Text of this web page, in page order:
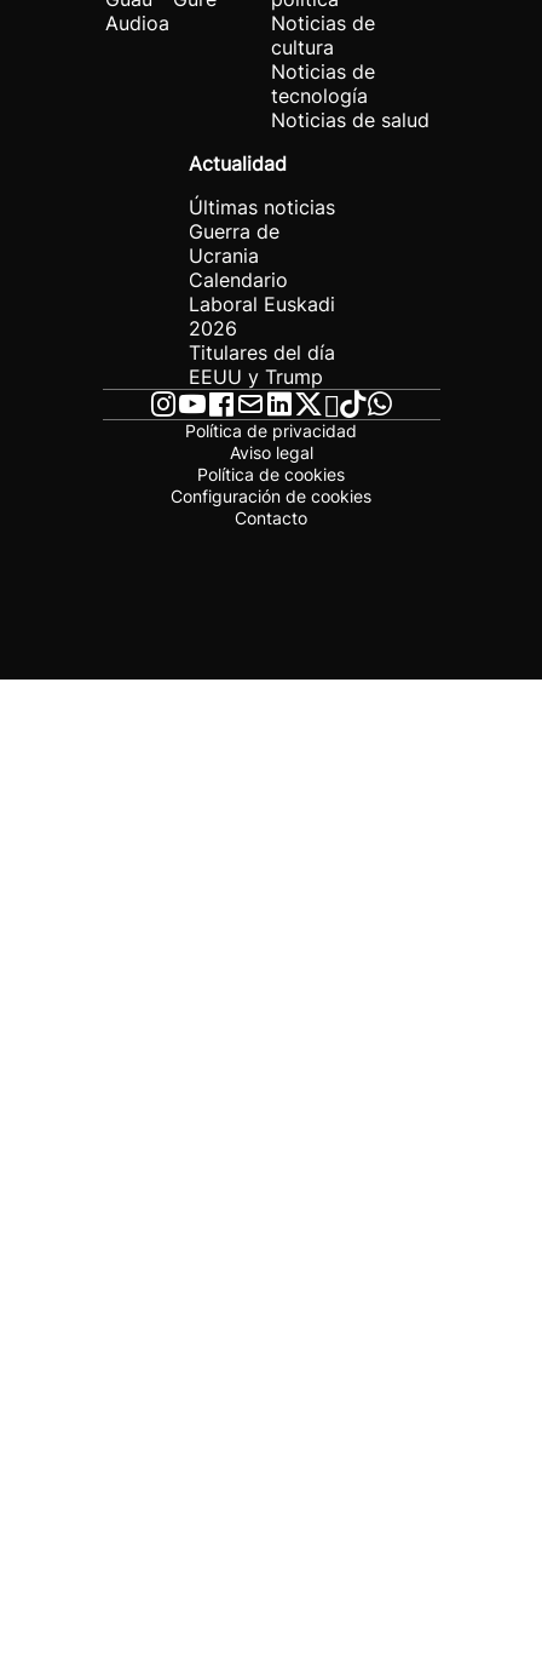
Audioa
Noticias de
cultura
Noticias de
tecnología
Noticias de salud
Actualidad
Últimas noticias
Guerra de
Ucrania
Calendario
Laboral Euskadi
2026
Titulares del día
EEUU y Trump
Política de privacidad
Aviso legal
Política de cookies
Configuración de cookies
Contacto